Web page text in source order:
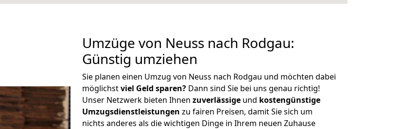
Umzüge von Neuss nach Rodgau:
Günstig umziehen
Sie planen einen Umzug von Neuss nach Rodgau und möchten dabei
möglichstviel Geld sparen? Dann sind Sie bei uns genau richtig!
Unser Netzwerk bieten Ihnen zuverlässige und kostengünstige
Umzugsdienstleistungen zu fairen Preisen, damit Sie sich um
nichts anderes als die wichtigen Dinge in Ihrem neuen Zuhause